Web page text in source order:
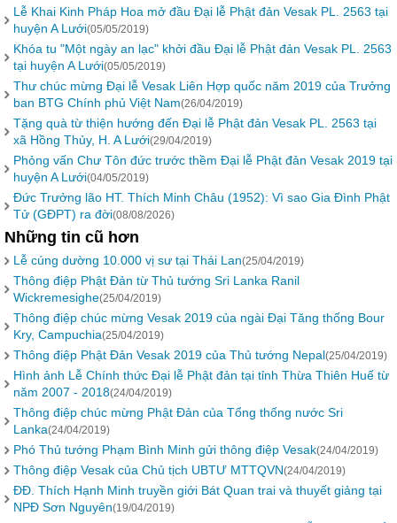
Lễ Khai Kinh Pháp Hoa mở đầu Đại lễ Phật đản Vesak PL. 2563 tại
huyện A Lưới(05/05/2019)
Khóa tu "Một ngày an lạc" khởi đầu Đại lễ Phật đản Vesak PL. 2563
tại huyện A Lưới(05/05/2019)
Thư chúc mừng Đại lễ Vesak Liên Hợp quốc năm 2019 của Trưởng
ban BTG Chính phủ Việt Nam(26/04/2019)
Tặng quà từ thiện hướng đến Đại lễ Phật đản Vesak PL. 2563 tại
xã Hồng Thủy, H. A Lưới(29/04/2019)
Phỏng vấn Chư Tôn đức trước thềm Đại lễ Phật đản Vesak 2019 tại
huyện A Lưới(04/05/2019)
Đức Trưởng lão HT. Thích Minh Châu (1952): Vì sao Gia Đình Phật
Tử (GĐPT) ra đời(08/08/2026)
Những tin cũ hơn
Lễ cúng dường 10.000 vị sư tại Thái Lan(25/04/2019)
Thông điệp Phật Đản từ Thủ tướng Sri Lanka Ranil
Wickremesighe(25/04/2019)
Thông điệp chúc mừng Vesak 2019 của ngài Đại Tăng thống Bour
Kry, Campuchia(25/04/2019)
Thông điệp Phật Đản Vesak 2019 của Thủ tướng Nepal(25/04/2019)
Hình ảnh Lễ Chính thức Đại lễ Phật đản tại tỉnh Thừa Thiên Huế từ
năm 2007 - 2018(24/04/2019)
Thông điệp chúc mừng Phật Đản của Tổng thống nước Sri
Lanka(24/04/2019)
Phó Thủ tướng Phạm Bình Minh gửi thông điệp Vesak(24/04/2019)
Thông điệp Vesak của Chủ tịch UBTƯ MTTQVN(24/04/2019)
ĐĐ. Thích Hạnh Minh truyền giới Bát Quan trai và thuyết giảng tại
NPĐ Sơn Nguyên(19/04/2019)